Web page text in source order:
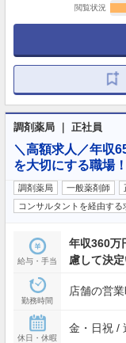
閲覧状況
調剤薬局 ｜ 正社員
＼高額求人／年収
を大切にする職場
調剤薬局 一般薬剤師
コンサルタントを経由する
給与・手当
年収360万
慮して決
勤務時間
店舗の営
休日・休暇
金・日祝 /